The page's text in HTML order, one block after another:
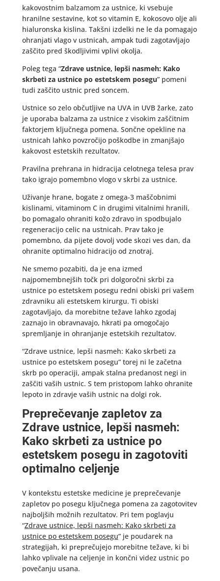
kakovostnim balzamom za ustnice, ki vsebuje
hranilne sestavine, kot so vitamin E, kokosovo olje ali
hialuronska kislina. Takšni izdelki ne le da pomagajo
ohranjati vlago v ustnicah, ampak tudi zagotavljajo
zaščito pred škodljivimi vplivi okolja.
Poleg tega “Zdrave ustnice, lepši nasmeh: Kako
skrbeti za ustnice po estetskem posegu” pomeni
tudi zaščito ustnic pred soncem.
Ustnice so zelo občutljive na UVA in UVB žarke, zato
je uporaba balzama za ustnice z visokim zaščitnim
faktorjem ključnega pomena. Sončne opekline na
ustnicah lahko povzročijo poškodbe in zmanjšajo
kakovost estetskih rezultatov.
Pravilna prehrana in hidracija celotnega telesa prav
tako igrajo pomembno vlogo v skrbi za ustnice.
Uživanje hrane, bogate z omega-3 maščobnimi
kislinami, vitaminom C in drugimi vitalnimi hranili,
bo pomagalo ohraniti kožo zdravo in spodbujalo
regeneracijo celic na ustnicah. Prav tako je
pomembno, da pijete dovolj vode skozi ves dan, da
ohranite optimalno hidracijo od znotraj.
Ne smemo pozabiti, da je ena izmed
najpomembnejših točk pri dolgoročni skrbi za
ustnice po estetskem posegu redni obiski pri vašem
zdravniku ali estetskem kirurgu. Ti obiski
zagotavljajo, da morebitne težave lahko zgodaj
zaznajo in obravnavajo, hkrati pa omogočajo
spremljanje in ohranjanje estetskih rezultatov.
“Zdrave ustnice, lepši nasmeh: Kako skrbeti za
ustnice po estetskem posegu” torej ni le začetna
skrb po operaciji, ampak stalna predanost negi in
zaščiti vaših ustnic. S tem pristopom lahko ohranite
lepoto in zdravje vaših ustnic na dolgi rok.
Preprečevanje zapletov za
Zdrave ustnice, lepši nasmeh:
Kako skrbeti za ustnice po
estetskem posegu in zagotoviti
optimalno celjenje
V kontekstu estetske medicine je preprečevanje
zapletov po posegu ključnega pomena za zagotovitev
najboljših možnih rezultatov. Pri tem poglavju
“Zdrave ustnice, lepši nasmeh: Kako skrbeti za
ustnice po estetskem posegu” je poudarek na
strategijah, ki preprečujejo morebitne težave, ki bi
lahko vplivale na celjenje in končni videz ustnic po
povečanju usana.